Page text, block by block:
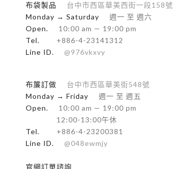
布袋製品
台中市西區華美西街一段158號
Monday → Saturday
週一 至 週六
Open.
10:00 am — 19:00 pm
Tel.
+886-4-23141312
Line ID.
@976vkxvy
布簾訂做
台中市西區華美街548號
Monday → Friday
週一 至 週五
Open.
10:00 am — 19:00 pm
12:00-13:00午休
Tel.
+886-4-23200381
Line ID.
@048ewmjy
官網訂單諮詢